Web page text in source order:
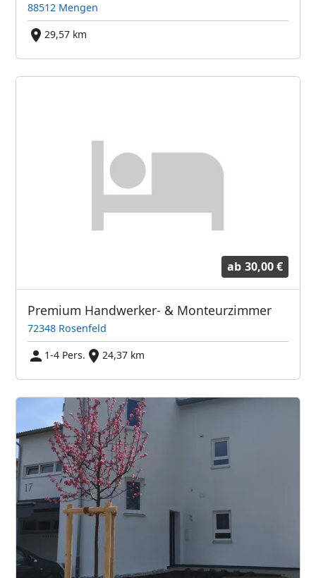
88512 Mengen
29,57 km
ab 30,00 €
Premium Handwerker- & Monteurzimmer
72348 Rosenfeld
1-4 Pers.
24,37 km